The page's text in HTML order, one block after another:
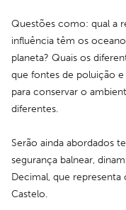
Questões como: qual a
influência têm os
planeta? Quais os
que fontes de poluição
para conservar o
diferentes.
Serão ainda abordados
segurança balnear,
Decimal, que representa
Castelo.